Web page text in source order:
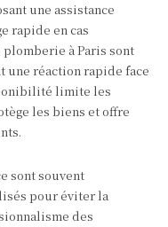
une assistance
rapide en cas
à Paris sont
une réaction rapide face
limite les
les biens et offre
sont souvent
pour éviter la
des